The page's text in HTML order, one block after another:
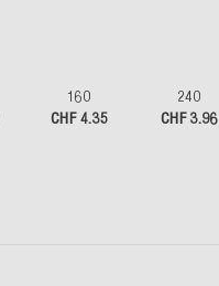
160
CHF 4.35
240
CHF 3.96